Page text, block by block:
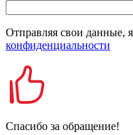
Отправляя свои данные,
конфиденциальности
Спасибо за обращение!